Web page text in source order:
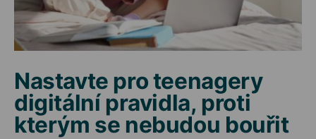
Nastavte pro teenagery
digitální pravidla, proti
kterým se nebudou bouřit